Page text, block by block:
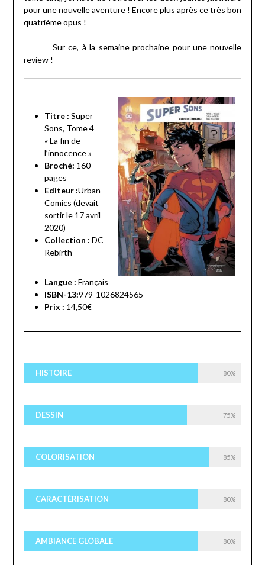
pour une nouvelle aventure ! Encore plus après ce très bon
quatrième opus !
Sur ce, à la semaine prochaine pour une nouvelle
review !
Titre : Super
Sons, Tome 4
« La fin de
l’innocence »
Broché: 160
pages
Editeur :Urban
Comics (devait
sortir le 17 avril
2020)
Collection : DC
Rebirth
Langue : Français
ISBN-13:979-1026824565
Prix : 14,50€
HISTOIRE 80%
DESSIN 75%
COLORISATION 85%
CARACTÉRISATION 80%
AMBIANCE GLOBALE 80%